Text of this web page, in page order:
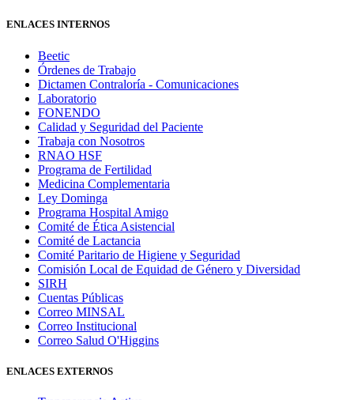
ENLACES INTERNOS
Beetic
Órdenes de Trabajo
Dictamen Contraloría - Comunicaciones
Laboratorio
FONENDO
Calidad y Seguridad del Paciente
Trabaja con Nosotros
RNAO HSF
Programa de Fertilidad
Medicina Complementaria
Ley Dominga
Programa Hospital Amigo
Comité de Ética Asistencial
Comité de Lactancia
Comité Paritario de Higiene y Seguridad
Comisión Local de Equidad de Género y Diversidad
SIRH
Cuentas Públicas
Correo MINSAL
Correo Institucional
Correo Salud O'Higgins
ENLACES EXTERNOS